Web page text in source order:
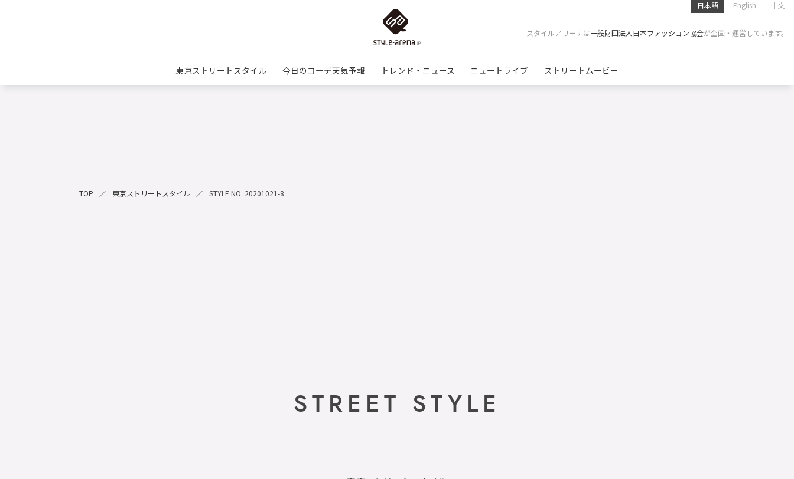
日本語 English 中文
スタイルアリーナは一般財団法人日本ファッション協会が企画・運営しています。
東京ストリートスタイル 今日のコーデ天気予報 トレンド・ニュース ニュートライブ ストリートムービー
TOP 東京ストリートスタイル STYLE NO. 20201021-8
STREET STYLE